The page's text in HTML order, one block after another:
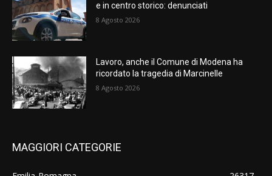
e in centro storico: denunciati
8 Agosto 2026
Lavoro, anche il Comune di Modena ha
ricordato la tragedia di Marcinelle
8 Agosto 2026
MAGGIORI CATEGORIE